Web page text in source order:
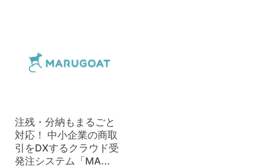
注残・分納もまるごと
対応！ 中小企業の商取
引をDXするクラウド受
発注システム「MA...